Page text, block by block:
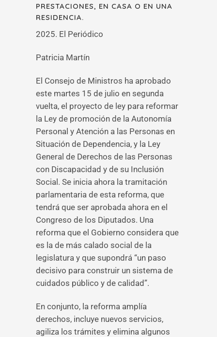
PRESTACIONES, EN CASA O EN UNA
RESIDENCIA.
2025. El Periódico
Patricia Martín
El Consejo de Ministros ha aprobado
este martes 15 de julio en segunda
vuelta, el proyecto de ley para reformar
la Ley de promoción de la Autonomía
Personal y Atención a las Personas en
Situación de Dependencia, y la Ley
General de Derechos de las Personas
con Discapacidad y de su Inclusión
Social. Se inicia ahora la tramitación
parlamentaria de esta reforma, que
tendrá que ser aprobada ahora en el
Congreso de los Diputados. Una
reforma que el Gobierno considera que
es la de más calado social de la
legislatura y que supondrá “un paso
decisivo para construir un sistema de
cuidados público y de calidad”.
En conjunto, la reforma amplía
derechos, incluye nuevos servicios,
agiliza los trámites y elimina algunos